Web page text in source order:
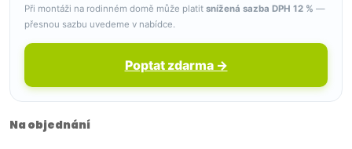
Při montáži na rodinném domě může platit snížená sazba DPH 12 % —
přesnou sazbu uvedeme v nabídce.
Poptat zdarma →
Na objednání